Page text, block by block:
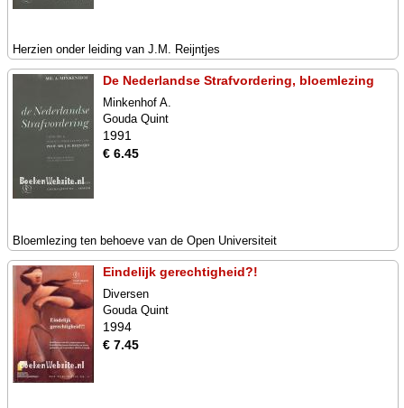
Herzien onder leiding van J.M. Reijntjes
De Nederlandse Strafvordering, bloemlezing
Minkenhof A.
Gouda Quint
1991
€ 6.45
Bloemlezing ten behoeve van de Open Universiteit
Eindelijk gerechtigheid?!
Diversen
Gouda Quint
1994
€ 7.45